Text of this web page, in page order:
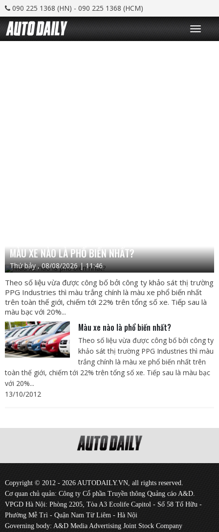
090 225 1368 (HN) - 090 225 1368 (HCM)
T
o
g
MÀU XE NÀO LÀ PHỔ BIẾN NHẤT?
Thứ bảy , 08/08/2026 | 11:46
Theo số liệu vừa được công bố bởi công ty khảo sát thị trường
PPG Industries thì màu trắng chính là màu xe phổ biến nhất
trên toàn thế giới, chiếm tới 22% trên tổng số xe. Tiếp sau là
màu bạc với 20%...
Màu xe nào là phổ biến nhất?
Theo số liệu vừa được công bố bởi công ty
khảo sát thị trường PPG Industries thì màu
trắng chính là màu xe phổ biến nhất trên
toàn thế giới, chiếm tới 22% trên tổng số xe. Tiếp sau là màu bạc
với 20%...
13/10/2012
Copyright © 2012 - 2026 AUTODAILY.VN, all rights reserved.
Cơ quan chủ quản: Công ty Cổ phần Truyền thông Quảng cáo A&D.
VPGD Hà Nội: Phòng 2205, Tòa A3 Ecolife Capitol - Số 58 Tố Hữu -
Phường Mễ Trì - Quận Nam Từ Liêm - Hà Nội
Governing body: A&D Media Advertising Joint Stock Company